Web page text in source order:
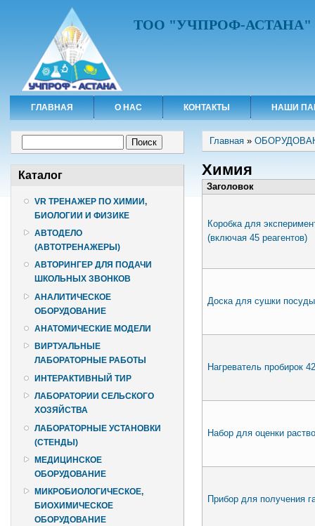
ТОО "УЧПРОФ-АСТАНА"
ГЛАВНАЯ О НАС КОНТАКТЫ НАШИ
Каталог
VR ТРЕНАЖЕР ПО ХИМИИ,
БИОЛОГИИ И ФИЗИКЕ
АВТОДЕЛО
(АВТОТРЕНАЖЕРЫ)
АВТОРИНГЕР ДЛЯ ПОДАЧИ
ШКОЛЬНЫХ ЗВОНКОВ
АНАЛИТИЧЕСКОЕ
ОБОРУДОВАНИЕ
АНАТОМИЧЕСКИЕ МОДЕЛИ
ВИРТУАЛЬНЫЕ
ЛАБОРАТОРНЫЕ РАБОТЫ
ИНТЕРАКТИВНЫЙ ТИР
ЛАБОРАТОРИИ СЕЛЬСКОГО
ХОЗЯЙСТВА
ЛАБОРАТОРНЫЕ УСТАНОВКИ
(СТЕНДЫ)
МЕДИЦИНСКОЕ
ОБОРУДОВАНИЕ
МИКРОБИОЛОГИЧЕСКОЕ,
БИОХИМИЧЕСКОЕ
ОБОРУДОВАНИЕ
Вы здесь
Главная »
Химия
Заголовок
Коробка для
(включая 45 реагентов)
Доска для сушки посуды
Нагреватель пробирок
Набор для оценки
Прибор для получения